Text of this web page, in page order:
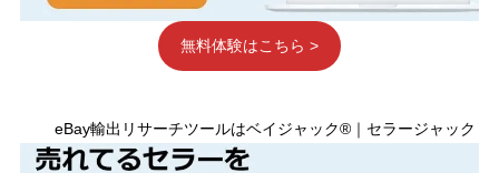
無料体験はこちら >
eBay輸出リサーチツールはベイジャック®｜セラージャック